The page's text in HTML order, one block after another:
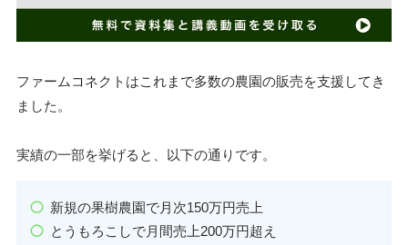
ファームコネクトはこれまで多数の農園の販売を支援してき
ました。
実績の一部を挙げると、以下の通りです。
新規の果樹農園で月次150万円売上
とうもろこしで月間売上200万円超え